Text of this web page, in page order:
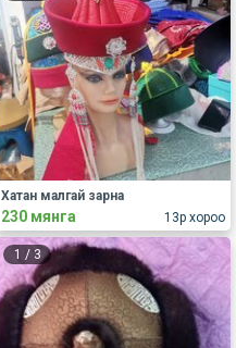
13р хороо
Хатан малгай зарна
230 мянга
1 / 3